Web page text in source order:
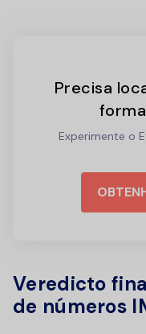
Precisa
Experimente o
Veredicto
de números